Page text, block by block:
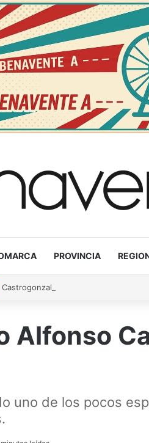
PROVINCIA
Alfonso
uno de los pocos